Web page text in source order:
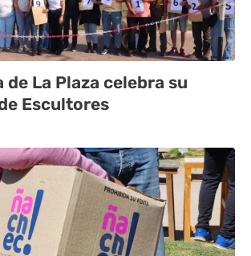
de La Plaza celebra su
Escultores